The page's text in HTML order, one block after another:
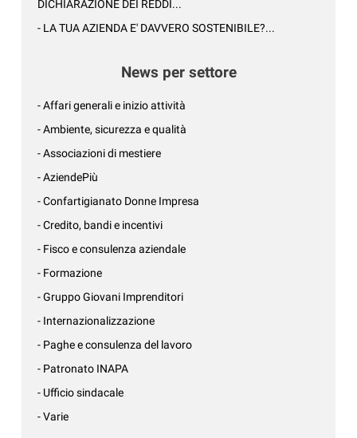
DICHIARAZIONE DEI REDDI...
- LA TUA AZIENDA E' DAVVERO SOSTENIBILE?...
News per settore
- Affari generali e inizio attività
- Ambiente, sicurezza e qualità
- Associazioni di mestiere
- AziendePiù
- Confartigianato Donne Impresa
- Credito, bandi e incentivi
- Fisco e consulenza aziendale
- Formazione
- Gruppo Giovani Imprenditori
- Internazionalizzazione
- Paghe e consulenza del lavoro
- Patronato INAPA
- Ufficio sindacale
- Varie